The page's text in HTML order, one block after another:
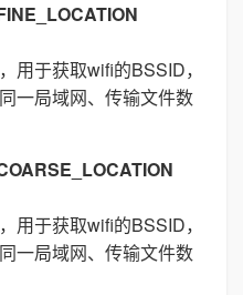
用于获取wifi的BSSID，
一局域网、传输文件数
用于获取wifi的BSSID，
一局域网、传输文件数